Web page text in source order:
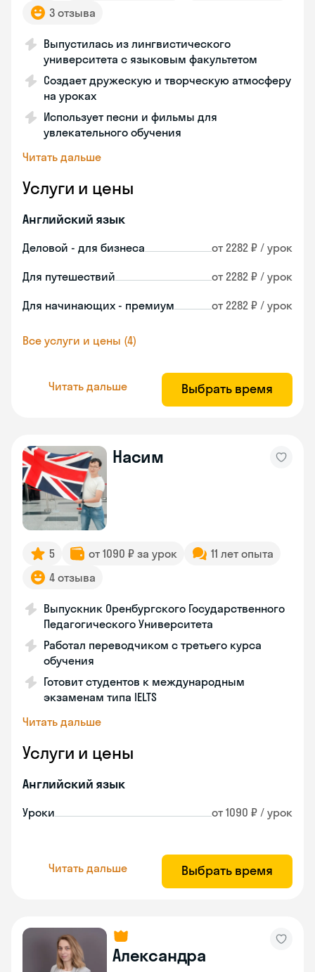
3 отзыва
Выпустилась из лингвистического
университета с языковым факультетом
Создает дружескую и творческую атмосферу
на уроках
Использует песни и фильмы для
увлекательного обучения
Читать дальше
Услуги и цены
Английский язык
Деловой - для бизнеса от 2282 ₽ / урок
Для путешествий от 2282 ₽ / урок
Для начинающих - премиум от 2282 ₽ / урок
Все услуги и цены (4)
Читать дальше Выбрать время
Насим
5 от 1090 ₽ за урок
11 лет опыта
4 отзыва
Выпускник Оренбургского Государственного
Педагогического Университета
Работал переводчиком с третьего курса
обучения
Готовит студентов к международным
экзаменам типа IELTS
Читать дальше
Услуги и цены
Английский язык
Уроки от 1090 ₽ / урок
Читать дальше Выбрать время
Александра